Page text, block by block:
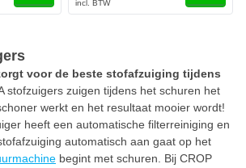
voor de beste stofafzuiging tijdens
stofzuigers zuigen tijdens het schuren het
werkt en het resultaat mooier wordt!
heeft een automatische filterreiniging en
automatisch aan gaat op het
begint met schuren. Bij CROP